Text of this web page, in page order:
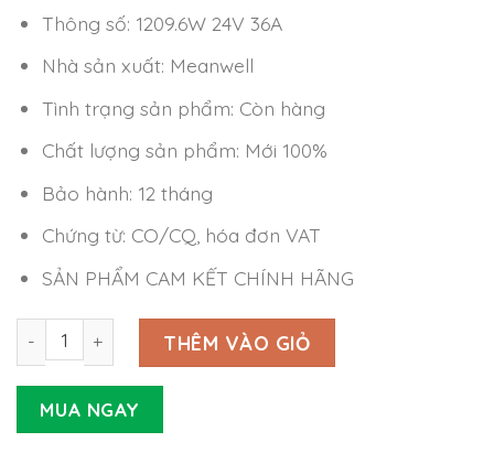
Thông số: 1209.6W 24V 36A
Nhà sản xuất: Meanwell
Tình trạng sản phẩm: Còn hàng
Chất lượng sản phẩm: Mới 100%
Bảo hành: 12 tháng
Chứng từ: CO/CQ, hóa đơn VAT
SẢN PHẨM CAM KẾT CHÍNH HÃNG
Nguồn Meanwell NPP-1200-24 (1209.6W 24V 36A) số
THÊM VÀO GIỎ
MUA NGAY